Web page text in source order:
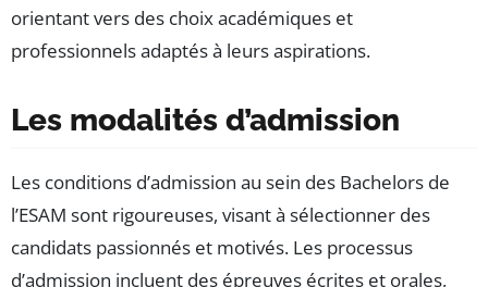
orientant vers des choix académiques et
professionnels adaptés à leurs aspirations.
Les modalités d’admission
Les conditions d’admission au sein des Bachelors de
l’ESAM sont rigoureuses, visant à sélectionner des
candidats passionnés et motivés. Les processus
d’admission incluent des épreuves écrites et orales,